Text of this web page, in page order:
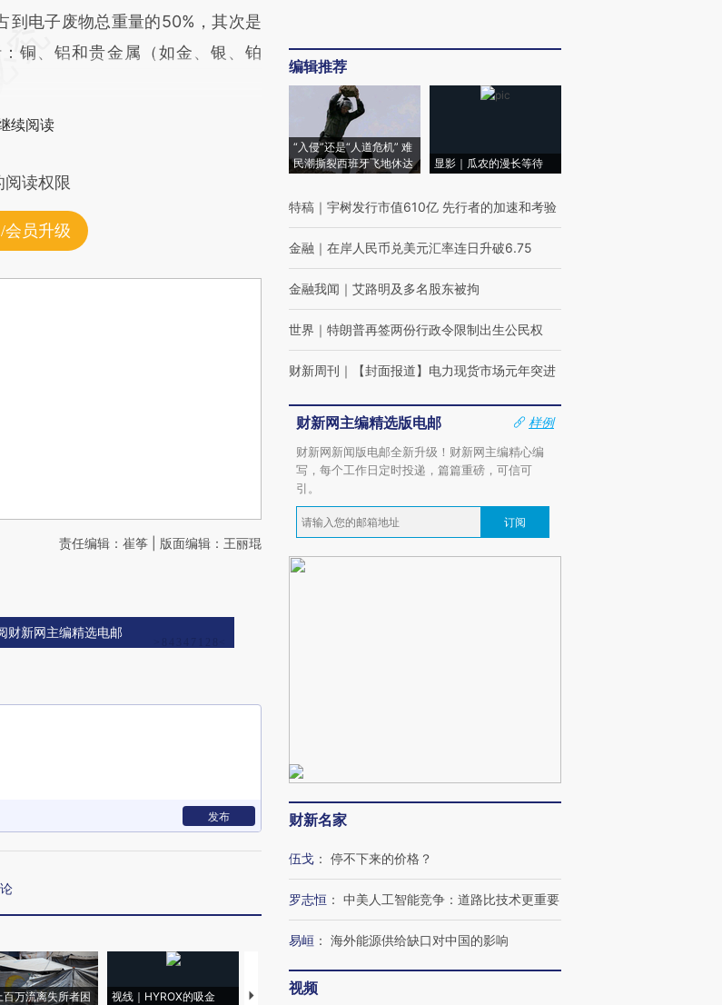
到电子废物总重量的50%，其次是
铜、铝和贵金属（如金、银、铂
续阅读
读权限
会员升级
责任编辑：崔筝 | 版面编辑：王丽琨
财新网主编精选电邮
发布
百万流离失所者困
视线｜HYROX的吸金
马航飞行员跨国走私7万
编辑推荐
“入侵”还是“人道危机” 难
民潮撕裂西班牙飞地休达
显影｜瓜农的漫长等待
特稿 ｜ 宇树发行市值610亿 先行者的加速和考验
金融 ｜ 在岸人民币兑美元汇率连日升破6.75
金融我闻 ｜ 艾路明及多名股东被拘
世界 ｜ 特朗普再签两份行政令限制出生公民权
财新周刊 ｜ 【封面报道】电力现货市场元年突进
财新网主编精选版电邮
样例
财新网新闻版电邮全新升级！财新网主编精心编
写，每个工作日定时投递，篇篇重磅，可信可
引。
订阅
财新名家
伍戈 ： 停不下来的价格？
罗志恒 ： 中美人工智能竞争：道路比技术更重要
易峘 ： 海外能源供给缺口对中国的影响
视频